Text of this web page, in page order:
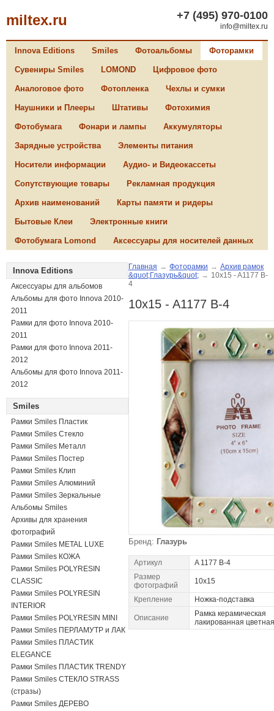
miltex.ru +7 (495) 970-0100
info@miltex.ru
Innova Editions Smiles Фотоальбомы Фоторамки
Сувениры Smiles LOMOND Цифровое фото
Аналоговое фото Фотопленка Чехлы и сумки
Наушники и Плееры Штативы Фотохимия
Фотобумага Фонари и лампы Аккумуляторы
Зарядные устройства Элементы питания
Носители информации Аудио- и Видеокассеты
Сопутствующие товары Рекламная продукция
Архив наименований Карты памяти и ридеры
Бытовые Клеи Электронные книги
Фотобумага Lomond Аксессуары для носителей данных
Innova Editions
Аксессуары для альбомов
Альбомы для фото Innova 2010-
2011
Рамки для фото Innova 2010-
2011
Рамки для фото Innova 2011-
2012
Альбомы для фото Innova 2011-
2012
Smiles
Рамки Smiles Пластик
Рамки Smiles Стекло
Рамки Smiles Металл
Рамки Smiles Постер
Рамки Smiles Клип
Рамки Smiles Алюминий
Рамки Smiles Зеркальные
Альбомы Smiles
Архивы для хранения
фотографий
Рамки Smiles METAL LUXE
Рамки Smiles КОЖА
Рамки Smiles POLYRESIN
CLASSIC
Рамки Smiles POLYRESIN
INTERIOR
Рамки Smiles POLYRESIN MINI
Рамки Smiles ПЕРЛАМУТР и ЛАК
Рамки Smiles ПЛАСТИК
ELEGANCE
Рамки Smiles ПЛАСТИК TRENDY
Рамки Smiles СТЕКЛО STRASS
(стразы)
Рамки Smiles ДЕРЕВО
Главная → Фоторамки → Архив рамок
&quot;Глазурь&quot; → 10x15 - A1177 B-
4
10x15 - A1177 B-4
Бренд: Глазурь
Артикул
A 1177 B-4
Размер
фотографий
10x15
Крепление Ножка-подставка
Описание
Рамка керамическая
лакированная цветная